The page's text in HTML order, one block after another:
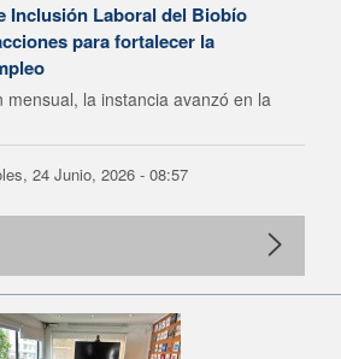
Inclusión Laboral del Biobío
para fortalecer la
mensual, la instancia avanzó en la
24 Junio, 2026 - 08:57